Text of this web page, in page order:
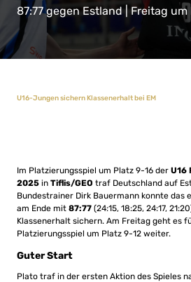
87:77 gegen Estland | Freitag um
U16-Jungen sichern Klassenerhalt bei EM
Im Platzierungsspiel um Platz 9-16 der U16
2025 in Tiflis/GEO traf Deutschland auf
Bundestrainer Dirk Bauermann konnte das
am Ende mit 87:77 (24:15, 18:25, 24:17,
Klassenerhalt sichern. Am Freitag geht es
Platzierungsspiel um Platz 9-12 weiter.
Guter Start
Plato traf in der ersten Aktion des Spieles